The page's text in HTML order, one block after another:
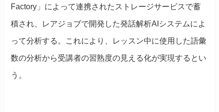
Factory」によって連携されたストレージサービスで蓄
積され、レアジョブで開発した発話解析AIシステムによ
って分析する。これにより、レッスン中に使用した語彙
数の分析から受講者の習熟度の見える化が実現するとい
う。